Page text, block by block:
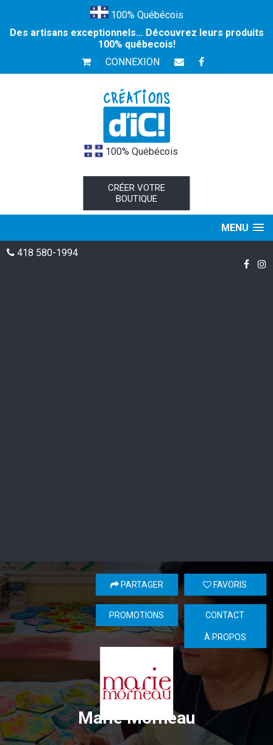
100% Québécois
Des artisans exceptionnels... Découvrez leurs produits
100% québecois!
CONNEXION
100% Québécois
CRÉER VOTRE
BOUTIQUE
MENU
418 580-1994
Marie Morneau
FAVORIS
PARTAGER
CONTACT
PROMOTIONS
À PROPOS